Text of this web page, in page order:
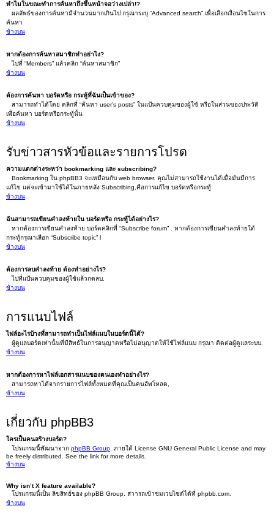
ทำไมในขณะทำการค้นหาถึงขึ้นหน้าจอว่างเปล่า!?
ผลลัพธ์ของการค้นหามีจำนวนมากเกินไป กรุณาระบุ “Advanced search” เพื่อเลือกเงื่อนไขในการ
ค้นหา
ข้างบน
หากต้องการค้นหาสมาชิกทำอย่าไง?
ไปที่ “Members” แล้วคลิก “ค้นหาสมาชิก”
ข้างบน
ต้องการค้นหา บอร์ดหรือ กระทู้ที่ฉันเป็นเข้าของ?
สามารถทำได้โดย คลิกที่ “ค้นหา user’s posts” ในแป้นควบคุมของผู้ใช้ หรือในส่วนของประวัติ
เพื่อค้นหา บอร์ดหรือกระทู้นั้น
ข้างบน
รับข่าวสารหัวข้อและรายการโปรด
ความแตกต่างระหว่า bookmarking และ subscribing?
Bookmarking ใน phpBB3 จะเหมือนกับ web browser. คุณไม่สามารถใช้งานได้เมื่อมันมีการ
แก้ไข แต่จะเข้ามาใช้ได้ในภายหลัง Subscribing,คือการแก้ไข บอร์ดหรือกระทู้
ข้างบน
ฉันสามารถเขียนคำลงท้ายใน บอร์ดหรือ กระทู้ได้อย่างไร?
หากต้องการเขียนคำลงท้าย บอร์ดคลิกที่ “Subscribe forum” . หากต้องการเขียนคำลงท้ายใต้
กระทู้กรุณาเลือก “Subscribe topic” l
ข้างบน
ต้องการลบคำลงท้าย ต้องทำอย่างไร?
ไปที่แป้นควบคุมของผู้ใช้แล้วกดลบ.
ข้างบน
การแนบไฟล์
ไฟล์อะไรบ้างที่สามารถทำเป็นไฟล์แนบในบอร์ดนี้ได้?
ผู้ดูแลบอร์ดเท่านั้นที่มีสิทธ์ในการอนุญาตหรือไม่อนุญาตให้ใช้ไฟล์แนบ กรุณา ติดต่อผู้ดูแลระบบ.
ข้างบน
หากต้องการหาไฟล์เอกสารแนบของตนเองทำอย่างไร?
สามารถหาได้จากรายการไฟล์ทั้งหมดที่คุณเป็นคนอัพโหลด,
ข้างบน
เกี่ยวกับ phpBB3
ใครเป็นคนสร้างบอร์ด?
โปรแกรมนี้พัฒนาจาก phpBB Group . ภายใต้ License GNU General Public License and may
be freely distributed. See the link for more details.
ข้างบน
Why isn’t X feature available?
โปรแกรมนี้เป็น ลิขสิทธ์ของ phpBB Group. สาารถเข้าชมเวบไซต์ได้ที่ phpbb.com.
ข้างบน